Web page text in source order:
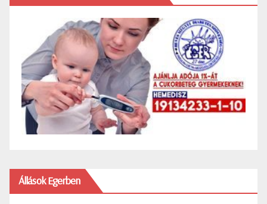
Állások Egerben